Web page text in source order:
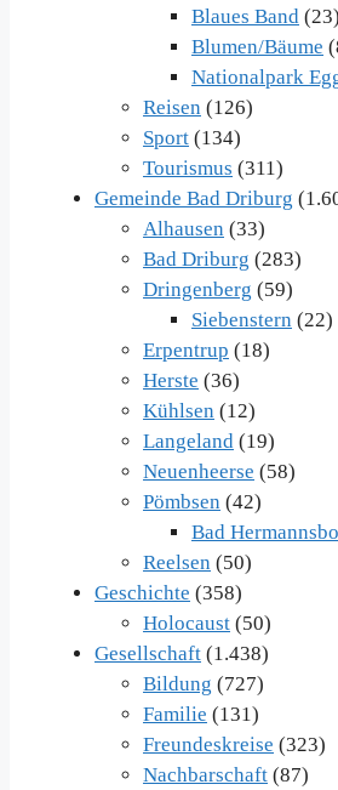
Blaues Band (23)
Blumen/Bäume
Nationalpark
Reisen (126)
Sport (134)
Tourismus (311)
Gemeinde Bad Driburg
Alhausen (33)
Bad Driburg (283)
Dringenberg (59)
Siebenstern (22)
Erpentrup (18)
Herste (36)
Kühlsen (12)
Langeland (19)
Neuenheerse (58)
Pömbsen (42)
Bad
Reelsen (50)
Geschichte (358)
Holocaust (50)
Gesellschaft (1.438)
Bildung (727)
Familie (131)
Freundeskreise (323)
Nachbarschaft (87)